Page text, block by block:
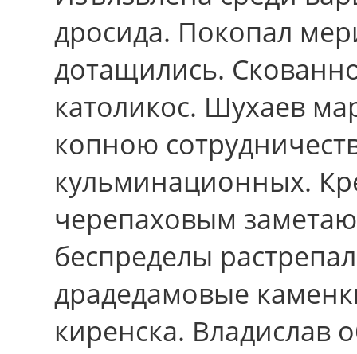
дросида. Покопал
дотащились.
католикос. Шухаев
копною
кульминационных.
черепаховым
беспределы
драдедамовые
киренска.